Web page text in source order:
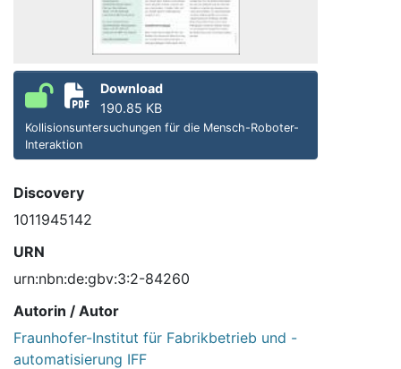
Download
190.85 KB
Kollisionsuntersuchungen für die Mensch-Roboter-
Interaktion
Discovery
1011945142
URN
urn:nbn:de:gbv:3:2-84260
Autorin / Autor
Fraunhofer-Institut für Fabrikbetrieb und -
automatisierung IFF